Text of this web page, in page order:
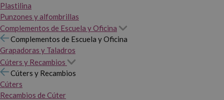
Plastilina
Punzones y alfombrillas
Complementos de Escuela y Oficina
Complementos de Escuela y Oficina
Grapadoras y Taladros
Cúters y Recambios
Cúters y Recambios
Cúters
Recambios de Cúter